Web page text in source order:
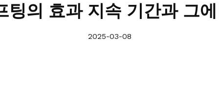
팅의 효과 지속 기간과 그
2025-03-08